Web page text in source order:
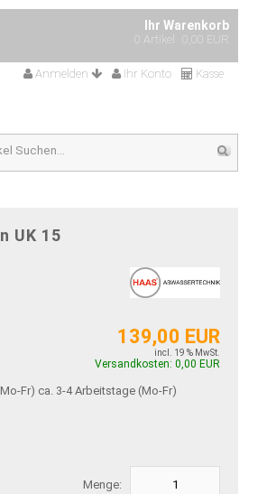
Ihr Warenkorb
0 Artikel 0,00 EUR
Anmelden Ihr Konto Kasse
UK 15
139,00 EUR
incl. 19 % MwSt.
Versandkosten: 0,00 EUR
ca. 3-4 Arbeitstage (Mo-Fr)
Menge: